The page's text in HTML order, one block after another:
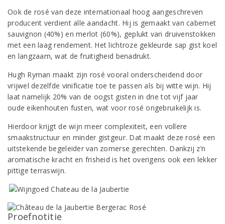
Ook de rosé van deze internationaal hoog aangeschreven
producent verdient alle aandacht. Hij is gemaakt van cabernet
sauvignon (40%) en merlot (60%), geplukt van druivenstokken
met een laag rendement. Het lichtroze gekleurde sap gist koel
en langzaam, wat de fruitigheid benadrukt.
Hugh Ryman maakt zijn rosé vooral onderscheidend door
vrijwel dezelfde vinificatie toe te passen als bij witte wijn. Hij
laat namelijk 20% van de oogst gisten in drie tot vijf jaar
oude eikenhouten fusten, wat voor rosé ongebruikelijk is.
Hierdoor krijgt de wijn meer complexiteit, een vollere
smaakstructuur en minder gistgeur. Dat maakt deze rosé een
uitstekende begeleider van zomerse gerechten. Dankzij z’n
aromatische kracht en frisheid is het overigens ook een lekker
pittige terraswijn.
Proefnotitie